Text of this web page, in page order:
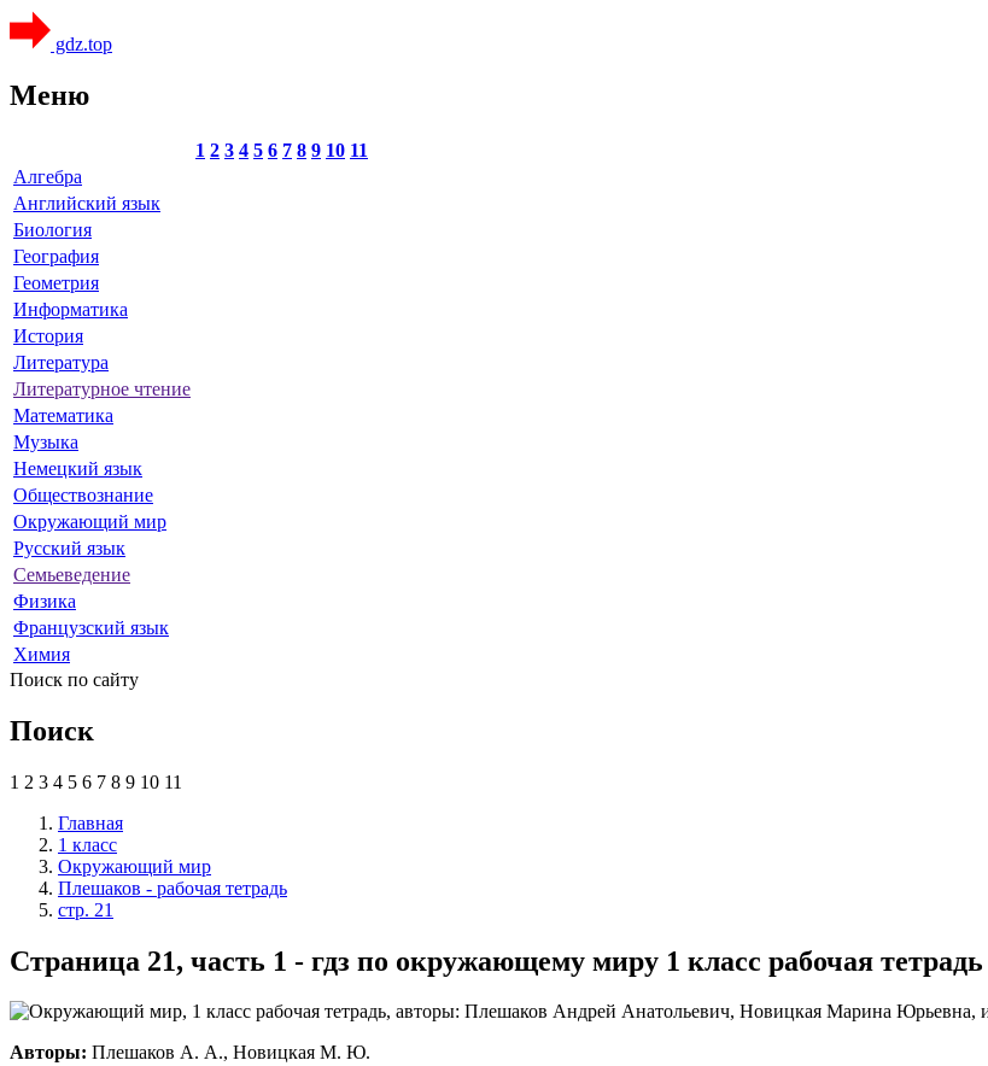
gdz.top
Меню
1 2 3 4 5 6 7 8 9 10 11
Алгебра
Английский язык
Биология
География
Геометрия
Информатика
История
Литература
Литературное чтение
Математика
Музыка
Немецкий язык
Обществознание
Окружающий мир
Русский язык
Семьеведение
Физика
Французский язык
Химия
Поиск по сайту
Поиск
1 2 3 4 5 6 7 8 9 10 11
Главная
1 класс
Окружающий мир
Плешаков - рабочая тетрадь
стр. 21
Страница 21, часть 1 - гдз по окружающему миру 1 класс рабочая
Авторы: Плешаков А. А., Новицкая М. Ю.